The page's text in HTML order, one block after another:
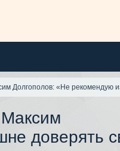
Долгополов: «Не рекомендую
доверять